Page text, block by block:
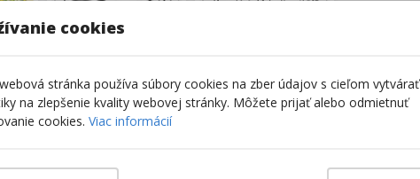
cookies
stránka používa súbory cookies na zber údajov s cieľom vytvárať
na zlepšenie kvality webovej stránky. Môžete prijať alebo odmietnuť
cookies. Viac informácií